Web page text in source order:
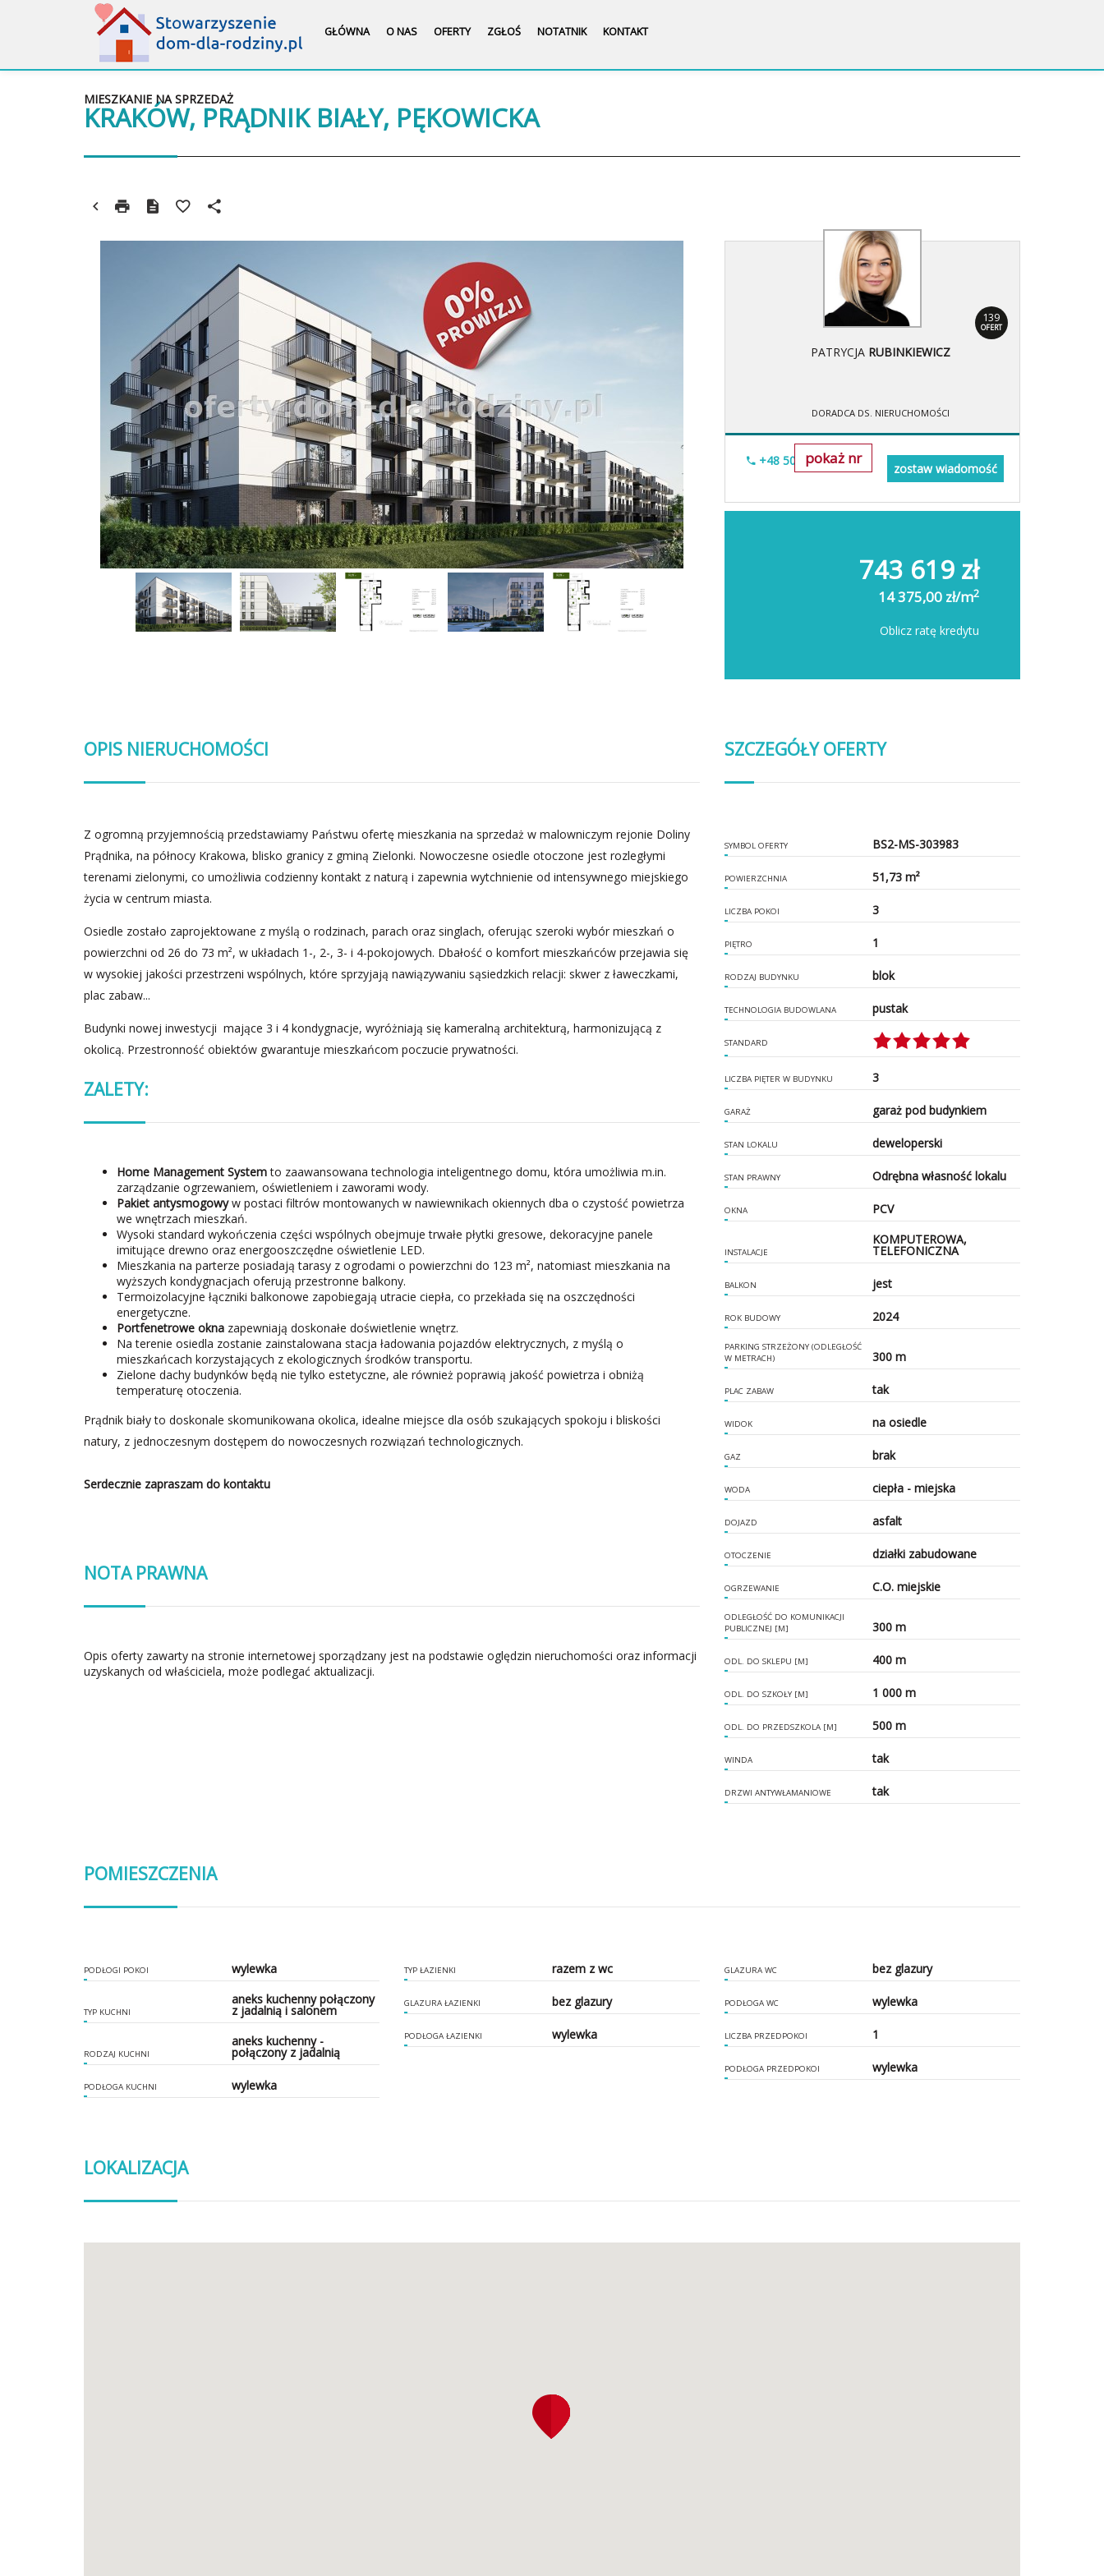
GŁÓWNA O NAS OFERTY ZGŁOŚ NOTATNIK KONTAKT
KRAKÓW, PRĄDNIK BIAŁY, PĘKOWICKA
MIESZKANIE NA SPRZEDAŻ
139
OFERT
PATRYCJA RUBINKIEWICZ
DORADCA DS. NIERUCHOMOŚCI
pokaż nr
+48 505-236-943
zostaw wiadomość
743 619 zł
14 375,00 zł/m2
Oblicz ratę kredytu
OPIS NIERUCHOMOŚCI
Z ogromną przyjemnością przedstawiamy Państwu ofertę mieszkania na sprzedaż w malowniczym rejonie Doliny
Prądnika, na północy Krakowa, blisko granicy z gminą Zielonki. Nowoczesne osiedle otoczone jest rozległymi
terenami zielonymi, co umożliwia codzienny kontakt z naturą i zapewnia wytchnienie od intensywnego miejskiego
życia w centrum miasta.
Osiedle zostało zaprojektowane z myślą o rodzinach, parach oraz singlach, oferując szeroki wybór mieszkań o
powierzchni od 26 do 73 m², w układach 1-, 2-, 3- i 4-pokojowych. Dbałość o komfort mieszkańców przejawia się
w wysokiej jakości przestrzeni wspólnych, które sprzyjają nawiązywaniu sąsiedzkich relacji: skwer z ławeczkami,
plac zabaw...
Budynki nowej inwestycji mające 3 i 4 kondygnacje, wyróżniają się kameralną architekturą, harmonizującą z
okolicą. Przestronność obiektów gwarantuje mieszkańcom poczucie prywatności.
ZALETY:
Home Management Systemto zaawansowana technologia inteligentnego domu, która umożliwia m.in.
zarządzanie ogrzewaniem, oświetleniem i zaworami wody.
Pakiet antysmogowyw postaci filtrów montowanych w nawiewnikach okiennych dba o czystość powietrza
we wnętrzach mieszkań.
Wysoki standard wykończenia części wspólnych obejmuje trwałe płytki gresowe, dekoracyjne panele
imitujące drewno oraz energooszczędne oświetlenie LED.
Mieszkania na parterze posiadają tarasy z ogrodami o powierzchni do 123 m², natomiast mieszkania na
wyższych kondygnacjach oferują przestronne balkony.
Termoizolacyjne łączniki balkonowe zapobiegają utracie ciepła, co przekłada się na oszczędności
energetyczne.
Portfenetrowe okna zapewniają doskonałe doświetlenie wnętrz.
Na terenie osiedla zostanie zainstalowana stacja ładowania pojazdów elektrycznych, z myślą o
mieszkańcach korzystających z ekologicznych środków transportu.
Zielone dachy budynków będą nie tylko estetyczne, ale również poprawią jakość powietrza i obniżą
temperaturę otoczenia.
Prądnik biały to doskonale skomunikowana okolica, idealne miejsce dla osób szukających spokoju i bliskości
natury, z jednoczesnym dostępem do nowoczesnych rozwiązań technologicznych.
Serdecznie zapraszam do kontaktu
NOTA PRAWNA
Opis oferty zawarty na stronie internetowej sporządzany jest na podstawie oględzin nieruchomości oraz informacji
uzyskanych od właściciela, może podlegać aktualizacji.
SZCZEGÓŁY OFERTY
SYMBOL OFERTY BS2-MS-303983
POWIERZCHNIA 51,73 m²
LICZBA POKOI 3
PIĘTRO 1
RODZAJ BUDYNKU blok
TECHNOLOGIA BUDOWLANA pustak
STANDARD
LICZBA PIĘTER W BUDYNKU 3
GARAŻ garaż pod budynkiem
STAN LOKALU deweloperski
STAN PRAWNY Odrębna własność lokalu
OKNA PCV
INSTALACJE
KOMPUTEROWA,
TELEFONICZNA
BALKON jest
ROK BUDOWY 2024
PARKING STRZEŻONY (ODLEGŁOŚĆ
W METRACH)
300 m
PLAC ZABAW tak
WIDOK na osiedle
GAZ brak
WODA ciepła - miejska
DOJAZD asfalt
OTOCZENIE działki zabudowane
OGRZEWANIE C.O. miejskie
ODLEGŁOŚĆ DO KOMUNIKACJI
PUBLICZNEJ [M]
300 m
ODL. DO SKLEPU [M] 400 m
ODL. DO SZKOŁY [M] 1 000 m
ODL. DO PRZEDSZKOLA [M] 500 m
WINDA tak
DRZWI ANTYWŁAMANIOWE tak
POMIESZCZENIA
PODŁOGI POKOI wylewka
TYP KUCHNI
aneks kuchenny połączony
z jadalnią i salonem
RODZAJ KUCHNI
aneks kuchenny -
połączony z jadalnią
PODŁOGA KUCHNI wylewka
TYP ŁAZIENKI razem z wc
GLAZURA ŁAZIENKI bez glazury
PODŁOGA ŁAZIENKI wylewka
GLAZURA WC bez glazury
PODŁOGA WC wylewka
LICZBA PRZEDPOKOI 1
PODŁOGA PRZEDPOKOI wylewka
LOKALIZACJA